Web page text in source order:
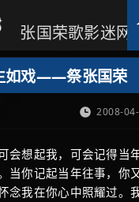
张国荣歌影迷网
如戏——祭张国荣
2008-
会想起我，可会记得当
当你记起当年往事，你
念我在你心中照耀过。